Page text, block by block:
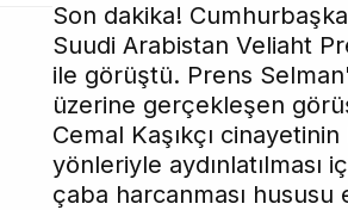
Son dakika!
Suudi Arabistan Veliaht
ile görüştü. Prens
üzerine gerçekleşen
Cemal Kaşıkçı
yönleriyle aydınlatılması
çaba harcanması hususu